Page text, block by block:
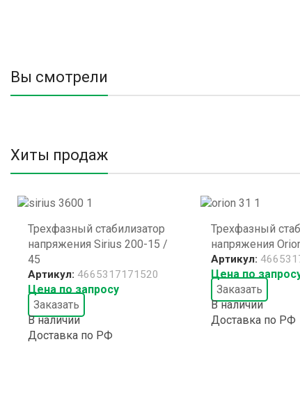
Вы смотрели
Хиты продаж
Трехфазный стабилизатор
напряжения Sirius 200-15 /
45
Артикул: 4665317171520
Цена по запросу
Заказать
В наличии
Доставка по РФ
Трехфазный
напряжения
Артикул:
Цена по
Заказать
В наличии
Доставка по РФ